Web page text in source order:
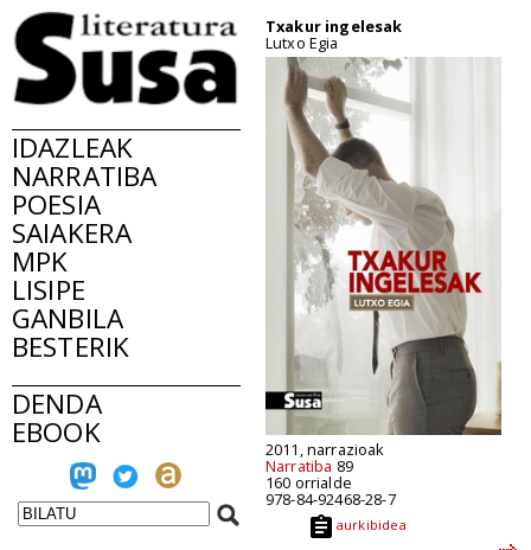
IDAZLEAK
NARRATIBA
POESIA
SAIAKERA
MPK
LISIPE
GANBILA
BESTERIK
DENDA
EBOOK
Txakur ingelesak
Lutxo Egia
2011, narrazioak
Narratiba 89
160 orrialde
978-84-92468-28-7
aurkibidea